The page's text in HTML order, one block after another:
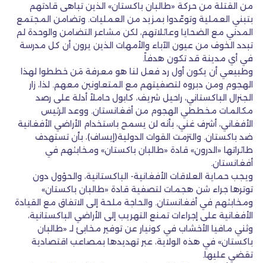
من القتلة من حركة «طالبان باكستان» الذين تباهى قادتهم
بتبني العملية وتوعّدوا بمزيد من العمليات. وتضامن المجتمع
المدني مع الضحايا وعائلاتهم، لكن مشاعر التضامن والوحدة لم
تبدد الخوف من عيون الآباء والأمهات الذين يرون أن كل مدرسة
في أي مدينة قد تكون هدفاً.
وطبيعي أن يكون أول رد فعل لنا هو معرفة مَن خططوا لهذا
الهجوم ومن دبروه لتصفيتهم مع المتعاونين معهم. لذا، زار
الجنرال الباكستاني، راحيل شريف، كابول حاملاً أدلة على رصد
مكالمات مخططي الهجوم من أفغانستان. ووعد الرئيس
الأفغاني، أشرف غني، بأنه لن يسمح باستخدام الأراضي الأفغانية
ضد باكستان. والتزمت القوات الدولية(إيساف)، بأن تستهدف
طائراتها «الدرون» قادة «طالبان باكستان» ومخابئهم في
أفغانستان.
ويجب حماية العلاقات الأفغانية- الباكستانية، والحؤول دون
توترها جراء شن هجمات لتصفية قادة «طالبان باكستان»
ومخابئهم في أفغانستان. والحاجة ملحة إلى الاتفاق مع القيادة
الأفغانية على إجراءات تمنع التهريب إلى الأراضي الباكستانية،
وثني مافيا الأخشاب في كونيار عن توفير مخابئ لـ «طالبان
باكستان» في هذه الولاية، عبر تهديدها بمصاعب اقتصادية
تقضي عليها.